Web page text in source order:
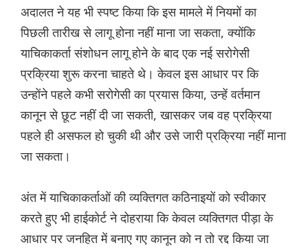
अदालत ने यह भी स्पष्ट किया कि इस मामले में नियमों का
पिछली तारीख से लागू होना नहीं माना जा सकता, क्योंकि
याचिकाकर्ता संशोधन लागू होने के बाद एक नई सरोगेसी
प्रक्रिया शुरू करना चाहते थे। केवल इस आधार पर कि
उन्होंने पहले कभी सरोगेसी का प्रयास किया, उन्हें वर्तमान
कानून से छूट नहीं दी जा सकती, खासकर जब वह प्रक्रिया
पहले ही असफल हो चुकी थी और उसे जारी प्रक्रिया नहीं माना
जा सकता।
अंत में याचिकाकर्ताओं की व्यक्तिगत कठिनाइयों को स्वीकार
करते हुए भी हाईकोर्ट ने दोहराया कि केवल व्यक्तिगत पीड़ा के
आधार पर जनहित में बनाए गए कानून को न तो रद्द किया जा